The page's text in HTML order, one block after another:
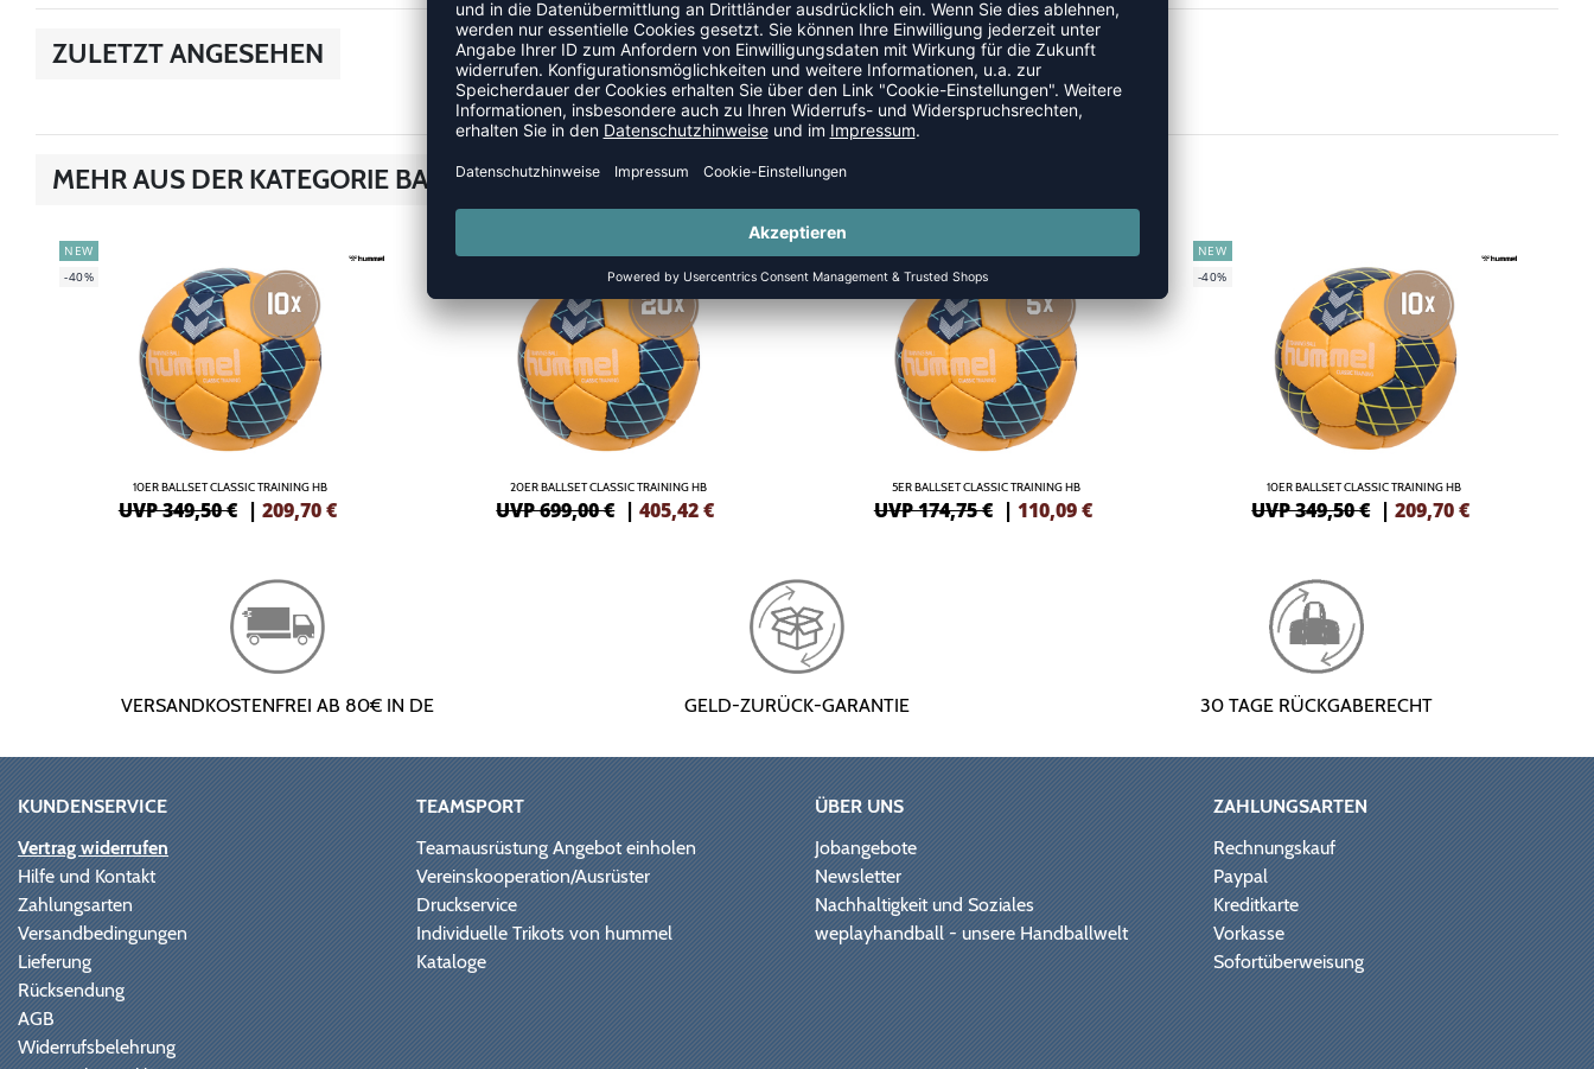
ZULETZT ANGESEHEN
MEHR AUS DER KATEGORIE BALLSETS
NEW
-40%
10ER BALLSET CLASSIC TRAINING HB
UVP 349,50 € | 209,70€
NEW
20ER BALLSET CLASSIC TRAINING HB
UVP 699,00 € |405,42€
-37%
5ER BALLSET CLASSIC TRAINING HB
UVP 174,75 € | 110,09€
NEW
-40%
10ER BALLSET CLASSIC TRAINING HB
UVP 349,50 € |209,70€
VERSANDKOSTENFREI AB 80€ IN DE GELD-ZURÜCK-GARANTIE 30 TAGE RÜCKGABERECHT
KUNDENSERVICE
Vertrag widerrufen
Hilfe und Kontakt
Zahlungsarten
Versandbedingungen
Lieferung
Rücksendung
AGB
Widerrufsbelehrung
TEAMSPORT
Teamausrüstung Angebot einholen
Vereinskooperation/Ausrüster
Druckservice
Individuelle Trikots von hummel
Kataloge
ÜBER UNS
Jobangebote
Newsletter
Nachhaltigkeit und Soziales
weplayhandball - unsere Handballwelt
ZAHLUNGSARTEN
Rechnungskauf
Paypal
Kreditkarte
Vorkasse
Sofortüberweisung